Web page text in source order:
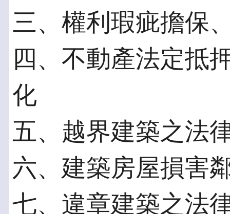
三、權利瑕疵擔保
四、不動產法定抵
化
五、越界建築之法
六、建築房屋損害
七、違章建築之法